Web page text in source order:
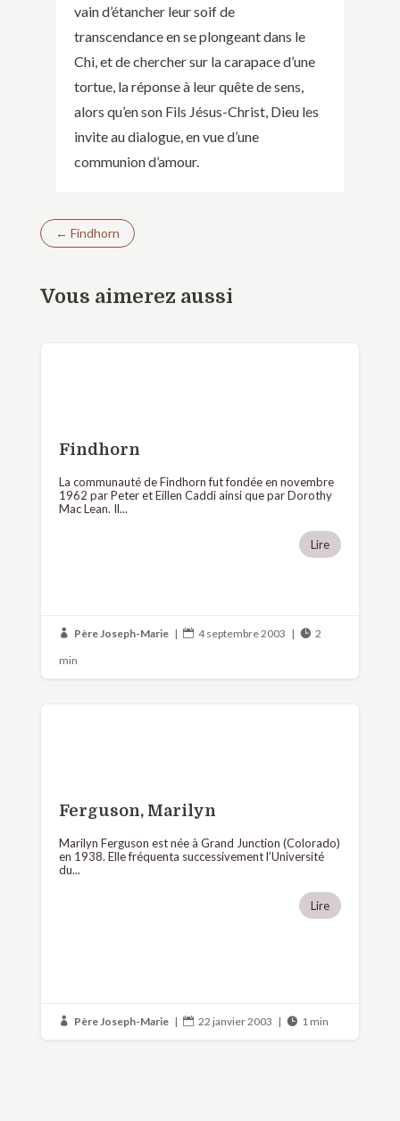
vain d’étancher leur soif de
transcendance en se plongeant dans le
Chi, et de chercher sur la carapace d’une
tortue, la réponse à leur quête de sens,
alors qu’en son Fils Jésus-Christ, Dieu les
invite au dialogue, en vue d’une
communion d’amour.
← Findhorn
Vous aimerez aussi
Findhorn
La communauté de Findhorn fut fondée en novembre
1962 par Peter et Eillen Caddi ainsi que par Dorothy
Mac Lean. Il...
Lire
 Père Joseph-Marie |  4 septembre 2003 |  2
min
Ferguson, Marilyn
Marilyn Ferguson est née à Grand Junction (Colorado)
en 1938. Elle fréquenta successivement l’Université
du...
Lire
 Père Joseph-Marie |  22 janvier 2003 |  1 min